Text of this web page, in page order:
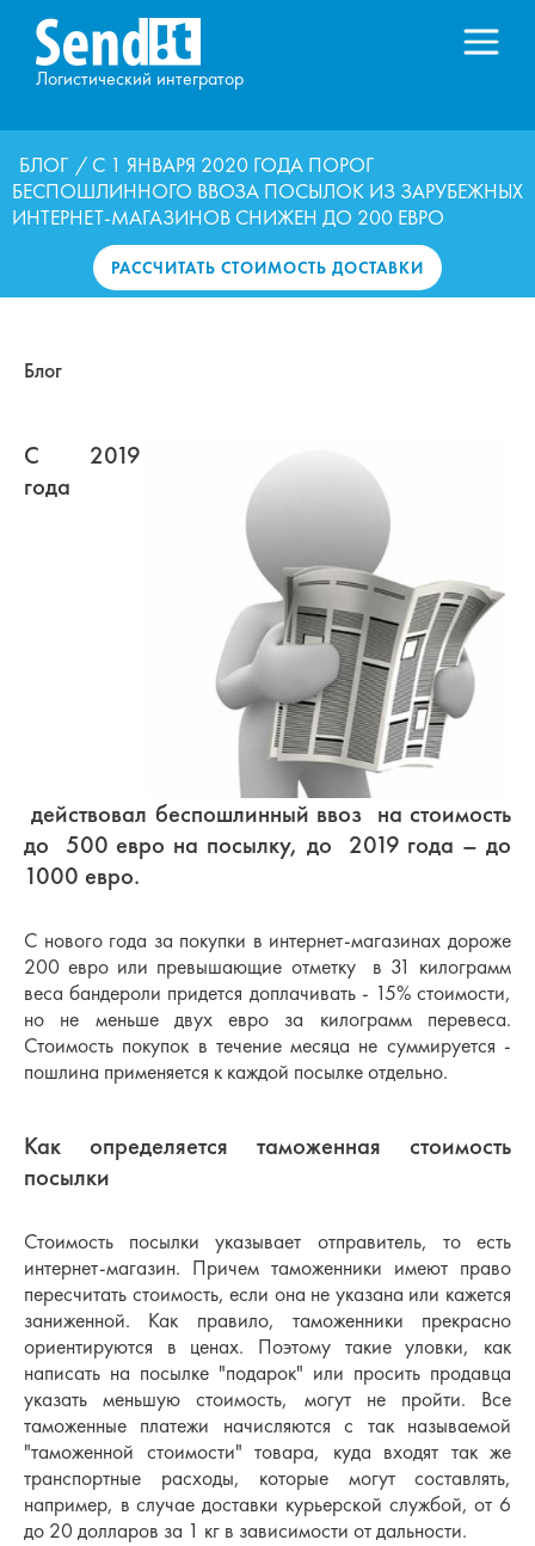
Логистический интегратор
БЛОГ / С 1 ЯНВАРЯ 2020 ГОДА ПОРОГ
БЕСПОШЛИННОГО ВВОЗА ПОСЫЛОК ИЗ ЗАРУБЕЖНЫХ
ИНТЕРНЕТ-МАГАЗИНОВ СНИЖЕН ДО 200 ЕВРО
РАССЧИТАТЬ СТОИМОСТЬ ДОСТАВКИ
Блог
С 2019
года
действовал беспошлинный ввоз на стоимость
до 500 евро на посылку, до 2019 года – до
1000 евро.
С нового года за покупки в интернет-магазинах дороже
200 евро или превышающие отметку в 31 килограмм
веса бандероли придется доплачивать - 15% стоимости,
но не меньше двух евро за килограмм перевеса.
Стоимость покупок в течение месяца не суммируется -
пошлина применяется к каждой посылке отдельно.
Как определяется таможенная стоимость
посылки
Стоимость посылки указывает отправитель, то есть
интернет-магазин. Причем таможенники имеют право
пересчитать стоимость, если она не указана или кажется
заниженной. Как правило, таможенники прекрасно
ориентируются в ценах. Поэтому такие уловки, как
написать на посылке "подарок" или просить продавца
указать меньшую стоимость, могут не пройти. Все
таможенные платежи начисляются с так называемой
"таможенной стоимости" товара, куда входят так же
транспортные расходы, которые могут составлять,
например, в случае доставки курьерской службой, от 6
до 20 долларов за 1 кг в зависимости от дальности.